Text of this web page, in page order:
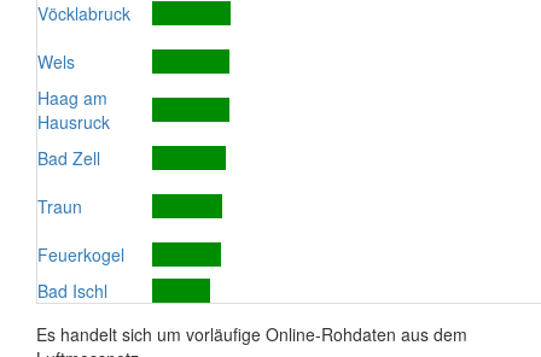
Vöcklabruck
Wels
Haag am
Hausruck
Bad Zell
Traun
Feuerkogel
Bad Ischl
Es handelt sich um vorläufige Online-Rohdaten aus dem